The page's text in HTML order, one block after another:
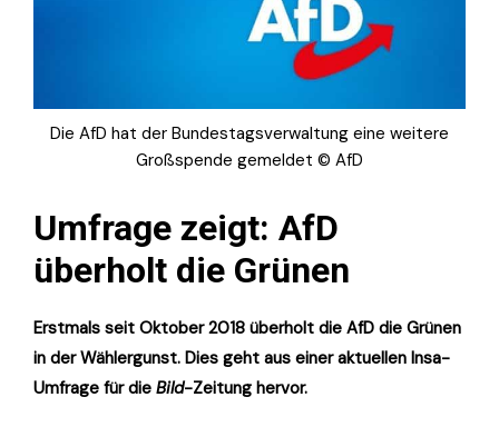
Die AfD hat der Bundestagsverwaltung eine weitere
Großspende gemeldet © AfD
Umfrage zeigt: AfD
überholt die Grünen
Erstmals seit Oktober 2018 überholt die AfD die Grünen
in der Wählergunst. Dies geht aus einer aktuellen Insa-
Umfrage für die Bild-Zeitung hervor.